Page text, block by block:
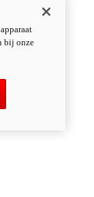
bij onze